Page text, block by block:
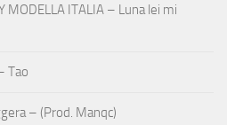
MODELLA ITALIA – Luna lei mi
Tao
– (Prod. Manqc)